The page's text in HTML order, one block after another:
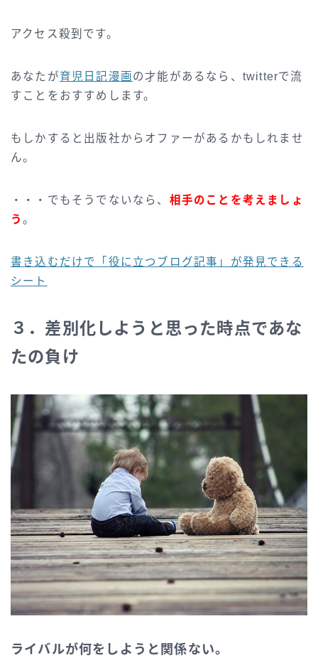
アクセス殺到です。
あなたが育児日記漫画の才能があるなら、twitterで流
すことをおすすめします。
もしかすると出版社からオファーがあるかもしれませ
ん。
・・・でもそうでないなら、 相手のことを考えましょ
う。
書き込むだけで「役に立つブログ記事」が発見できる
シート
３．差別化しようと思った時点であな
たの負け
ライバルが何をしようと関係ない。